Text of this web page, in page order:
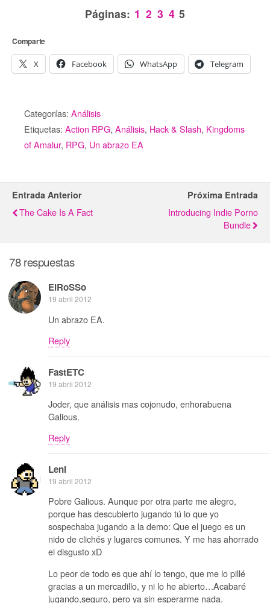
Páginas: 1 2 3 4 5
Comparte
X Facebook WhatsApp Telegram
Categorías: Análisis
Etiquetas: Action RPG, Análisis, Hack & Slash, Kingdoms
of Amalur, RPG, Un abrazo EA
Entrada Anterior
The Cake Is A Fact
Próxima Entrada
Introducing Indie Porno
Bundle
78 respuestas
ElRoSSo
19 abril 2012
Un abrazo EA.
Reply
FastETC
19 abril 2012
Joder, que análisis mas cojonudo, enhorabuena
Galious.
Reply
Leni
19 abril 2012
Pobre Galious. Aunque por otra parte me alegro,
porque has descubierto jugando tú lo que yo
sospechaba jugando a la demo: Que el juego es un
nido de clichés y lugares comunes. Y me has ahorrado
el disgusto xD
Lo peor de todo es que ahí lo tengo, que me lo pillé
gracias a un mercadillo, y ni lo he abierto…Acabaré
jugando,seguro, pero ya sin esperarme nada.